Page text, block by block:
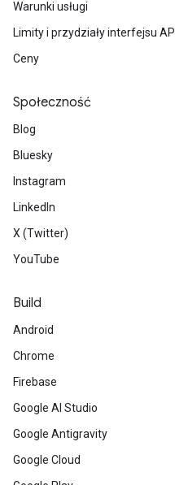
Warunki usługi
Limity i przydziały interfejsu API
Ceny
Społeczność
Blog
Bluesky
Instagram
LinkedIn
X (Twitter)
YouTube
Build
Android
Chrome
Firebase
Google AI Studio
Google Antigravity
Google Cloud